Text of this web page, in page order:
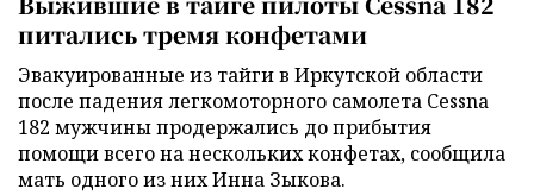
питались тремя конфетами
Эвакуированные из тайги в Иркутской области
после падения легкомоторного самолета Cessna
182 мужчины продержались до прибытия
помощи всего на нескольких конфетах, сообщила
мать одного из них Инна Зыкова.